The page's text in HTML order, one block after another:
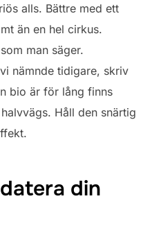
alls. Bättre med ett
än en hel cirkus.
man säger.
nämnde tidigare, skriv
bio är för lång finns
Håll den snärtig
din